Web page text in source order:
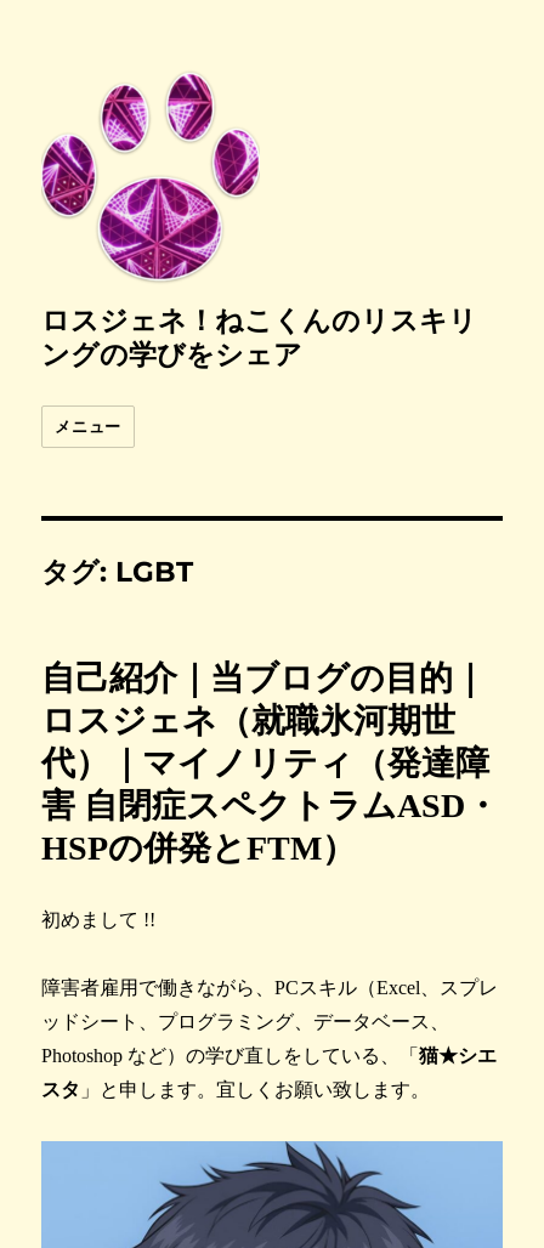
ロスジェネ！ねこくんのリスキリ
ングの学びをシェア
メニュー
タグ: LGBT
自己紹介｜当ブログの目的｜
ロスジェネ（就職氷河期世
代）｜マイノリティ（発達障
害 自閉症スペクトラムASD・
HSPの併発とFTM）
初めまして !!
障害者雇用で働きながら、PCスキル（Excel、スプレ
ッドシート、プログラミング、データベース、
Photoshop など）の学び直しをしている、「猫★シエ
スタ 」と申します。宜しくお願い致します。